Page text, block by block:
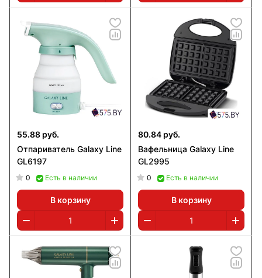
55.88 руб.
Отпариватель Galaxy Line
GL6197
0 Есть в наличии
В корзину
80.84 руб.
Вафельница Galaxy Line
GL2995
0 Есть в наличии
В корзину